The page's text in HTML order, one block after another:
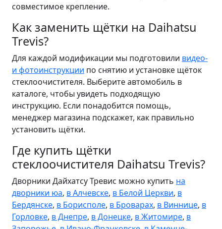
совместимое крепление.
Как заменить щётки на Daihatsu
Trevis?
Для каждой модификации мы подготовили видео-
и фотоинструкции по снятию и установке щёток
стеклоочистителя. Выберите автомобиль в
каталоге, чтобы увидеть подходящую
инструкцию. Если понадобится помощь,
менеджер магазина подскажет, как правильно
установить щётки.
Где купить щётки
стеклоочистителя Daihatsu Trevis?
Дворники Дайхатсу Тревис можно купить на
дворники юа, в Алчевске, в Белой Церкви, в
Бердянске, в Борисполе, в Броварах, в Виннице, в
Горловке, в Днепре, в Донецке, в Житомире, в